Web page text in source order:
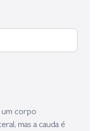
um corpo
mas a cauda é